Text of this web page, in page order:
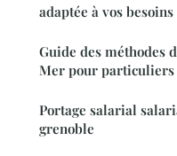
adaptée à vos besoins
Guide des méthodes
Mer pour particuliers
Portage salarial
grenoble